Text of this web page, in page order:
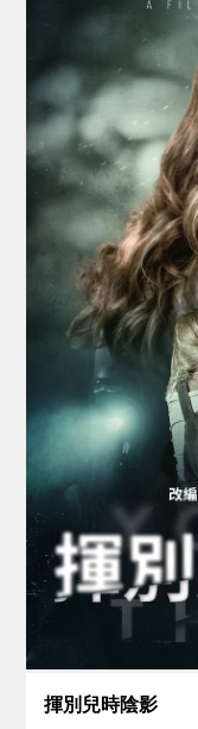
揮別兒時陰影